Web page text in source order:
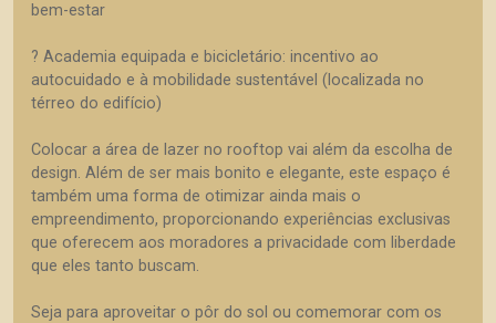
bem-estar
? Academia equipada e bicicletário: incentivo ao
autocuidado e à mobilidade sustentável (localizada no
térreo do edifício)
Colocar a área de lazer no rooftop vai além da escolha de
design. Além de ser mais bonito e elegante, este espaço é
também uma forma de otimizar ainda mais o
empreendimento, proporcionando experiências exclusivas
que oferecem aos moradores a privacidade com liberdade
que eles tanto buscam.
Seja para aproveitar o pôr do sol ou comemorar com os